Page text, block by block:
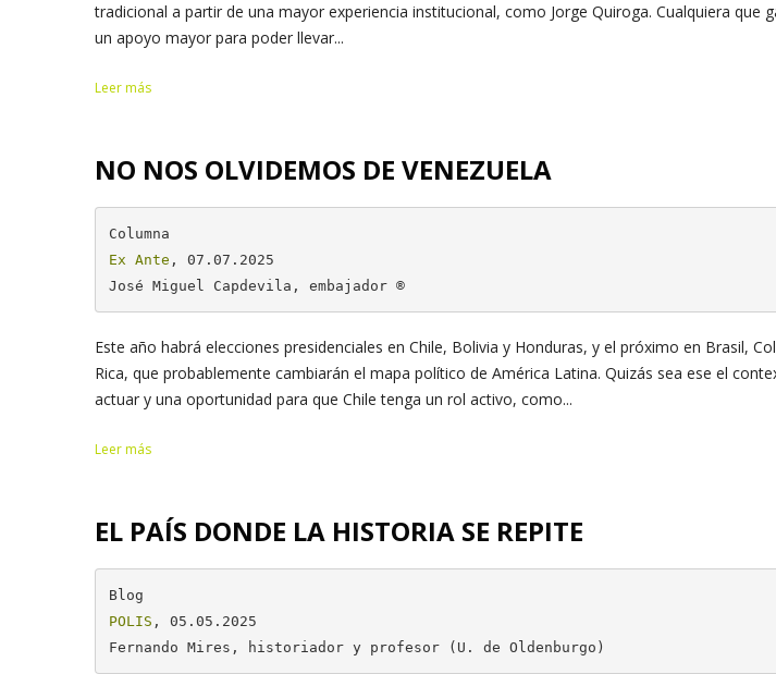
tradicional a partir de una mayor experiencia institucional, como Jorge Quiroga. Cualquiera que
un apoyo mayor para poder llevar...
Leer más
NO NOS OLVIDEMOS DE VENEZUELA
Ex Ante , 07.07.2025
José Miguel Capdevila, embajador ®
Este año habrá elecciones presidenciales en Chile, Bolivia y Honduras, y el próximo en Brasil,
Rica, que probablemente cambiarán el mapa político de América Latina. Quizás sea ese el
actuar y una oportunidad para que Chile tenga un rol activo, como...
Leer más
EL PAÍS DONDE LA HISTORIA SE REPITE
POLIS , 05.05.2025
Fernando Mires, historiador y profesor (U. de Oldenburgo)